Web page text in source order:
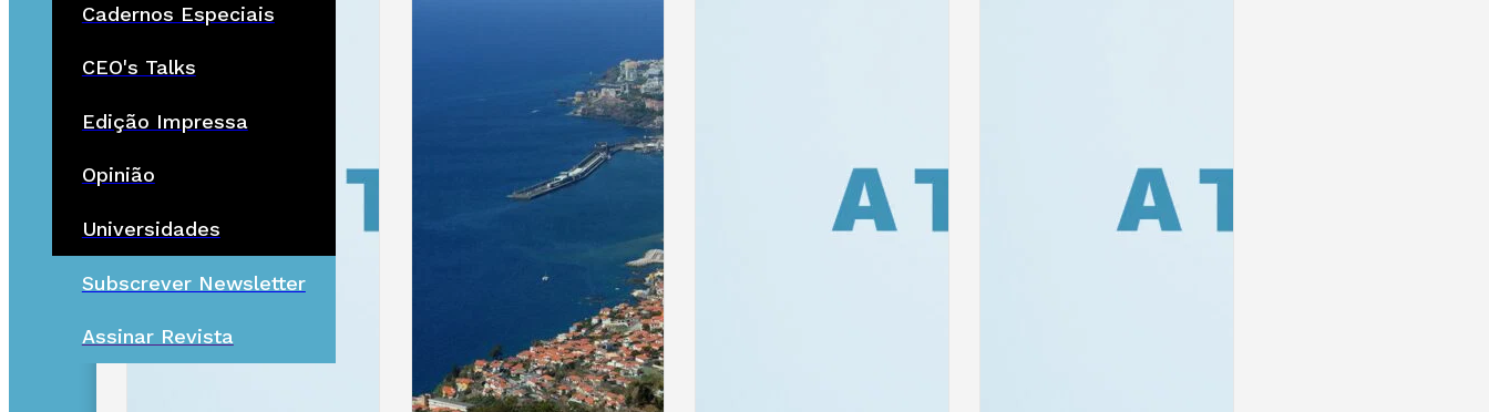
Cadernos Especiais
CEO's Talks
Edição Impressa
Opinião
Universidades
Subscrever Newsletter
Assinar Revista